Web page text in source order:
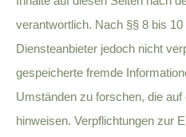
verantwortlich. Nach §§ 8 bis
Diensteanbieter jedoch nicht
gespeicherte fremde
Umständen zu forschen, die
hinweisen. Verpflichtungen zur